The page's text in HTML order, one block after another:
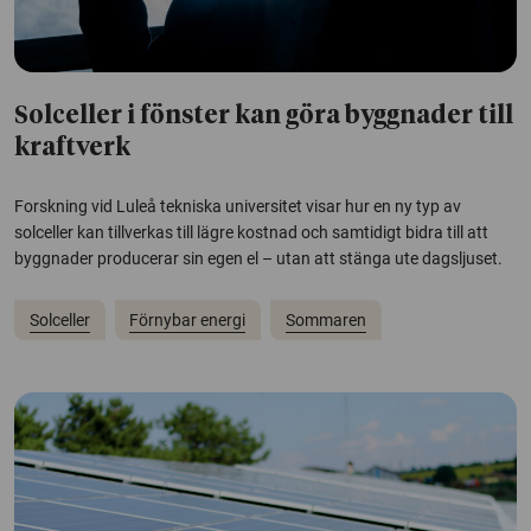
Solceller i fönster kan göra byggnader till
kraftverk
Forskning vid Luleå tekniska universitet visar hur en ny typ av
solceller kan tillverkas till lägre kostnad och samtidigt bidra till att
byggnader producerar sin egen el – utan att stänga ute dagsljuset.
Solceller Förnybar energi Sommaren